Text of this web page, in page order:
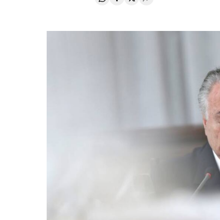
Compartir en Whatsapp
Compartir en Facebook
Compartir en Twitter
Desplegar Redes